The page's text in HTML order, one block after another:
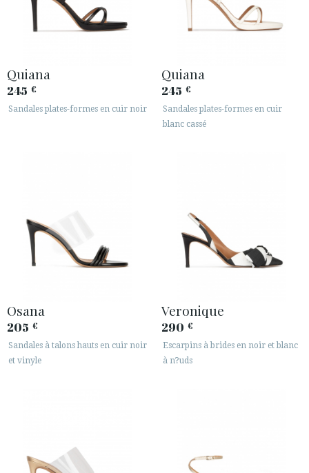
Quiana
245 €
Sandales plates-formes en cuir noir
Quiana
245 €
Sandales plates-formes en cuir
blanc cassé
Osana
205 €
Sandales à talons hauts en cuir noir
et vinyle
Veronique
290 €
Escarpins à brides en noir et blanc
à n?uds